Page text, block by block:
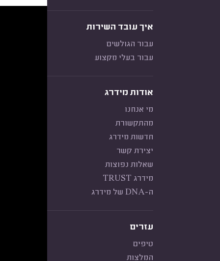
איך עובד השירות
עבור הגולשים
עבור בעלי מקצוע
אודות מידרג
מי אנחנו
מהתקשורת
חדשות מידרג
יצירת קשר
שאלות נפוצות
מידרג TRUST
ה-DNA של מידרג
עזרים
טיפים
המלצות